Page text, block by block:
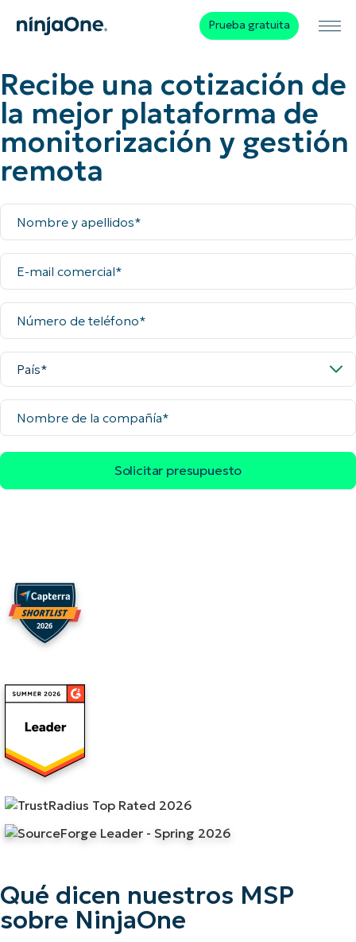
Prueba gratuita
Recibe una cotización de
la mejor plataforma de
monitorización y gestión
remota
Nombre
apellidos
E-
mail
comercial
Número
teléfono
País
Nombre
la
Qué dicen nuestros MSP
sobre NinjaOne